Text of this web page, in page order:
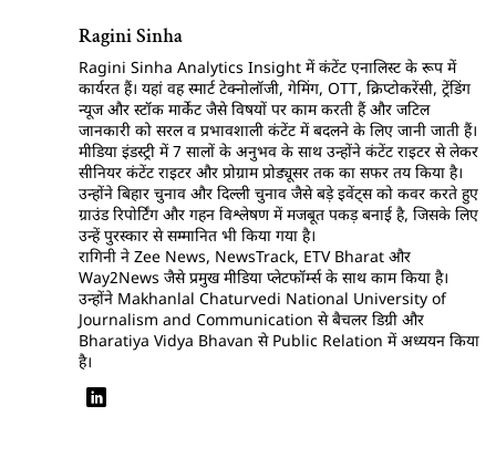
Ragini Sinha
Ragini Sinha Analytics Insight में कंटेंट एनालिस्ट के रूप में
कार्यरत हैं। यहां वह स्मार्ट टेक्नोलॉजी, गेमिंग, OTT, क्रिप्टोकरेंसी, ट्रेंडिंग
न्यूज और स्टॉक मार्केट जैसे विषयों पर काम करती हैं और जटिल
जानकारी को सरल व प्रभावशाली कंटेंट में बदलने के लिए जानी जाती हैं।
मीडिया इंडस्ट्री में 7 सालों के अनुभव के साथ उन्होंने कंटेंट राइटर से लेकर
सीनियर कंटेंट राइटर और प्रोग्राम प्रोड्यूसर तक का सफर तय किया है।
उन्होंने बिहार चुनाव और दिल्ली चुनाव जैसे बड़े इवेंट्स को कवर करते हुए
ग्राउंड रिपोर्टिंग और गहन विश्लेषण में मजबूत पकड़ बनाई है, जिसके लिए
उन्हें पुरस्कार से सम्मानित भी किया गया है।
रागिनी ने Zee News, NewsTrack, ETV Bharat और
Way2News जैसे प्रमुख मीडिया प्लेटफॉर्म्स के साथ काम किया है।
उन्होंने Makhanlal Chaturvedi National University of
Journalism and Communication से बैचलर डिग्री और
Bharatiya Vidya Bhavan से Public Relation में अध्ययन किया
है।